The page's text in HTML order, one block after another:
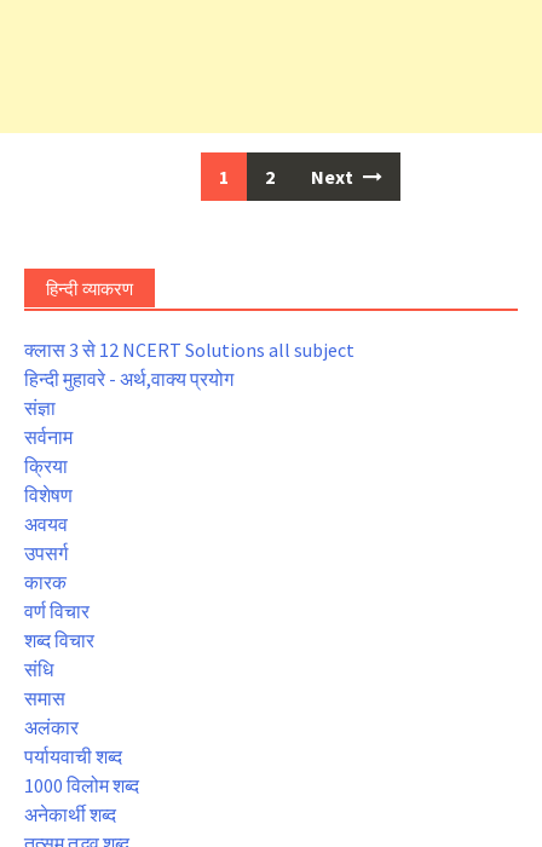
1 2 Next
हिन्दी व्याकरण
क्लास 3 से 12 NCERT Solutions all subject
हिन्दी मुहावरे - अर्थ,वाक्य प्रयोग
संज्ञा
सर्वनाम
क्रिया
विशेषण
अवयव
उपसर्ग
कारक
वर्ण विचार
शब्द विचार
संधि
समास
अलंकार
पर्यायवाची शब्द
1000 विलोम शब्द
अनेकार्थी शब्द